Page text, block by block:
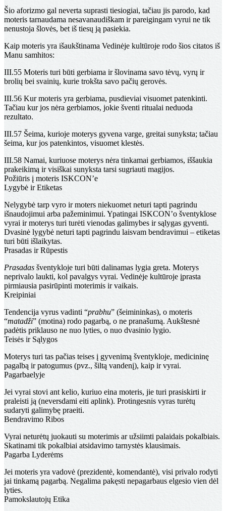
Šio aforizmo gal neverta suprasti tiesiogiai, tačiau jis parodo, kad
moteris tarnaudama nesavanaudiškam ir pareigingam vyrui ne tik
nenustoja šlovės, bet iš tiesų ją pasiekia.
Kaip moteris yra išaukštinama Vedinėje kultūroje rodo šios citatos iš
Manu samhitos:
III.55 Moteris turi būti gerbiama ir šlovinama savo tėvų, vyrų ir
brolių bei svainių, kurie trokšta savo pačių gerovės.
III.56 Kur moteris yra gerbiama, pusdieviai visuomet patenkinti.
Tačiau kur jos nėra gerbiamos, jokie šventi ritualai neduoda
rezultato.
III.57 Šeima, kurioje moterys gyvena varge, greitai sunyksta; tačiau
šeima, kur jos patenkintos, visuomet klestės.
III.58 Namai, kuriuose moterys nėra tinkamai gerbiamos, iššaukia
prakeikimą ir visiškai sunyksta tarsi sugriauti magijos.
Požiūris į moteris ISKCON’e
Lygybė ir Etiketas
Nelygybė tarp vyro ir moters niekuomet neturi tapti pagrindu
išnaudojimui arba pažeminimui. Ypatingai ISKCON’o šventyklose
vyrai ir moterys turi turėti vienodas galimybes ir sąlygas gyventi.
Dvasinė lygybė neturi tapti pagrindu laisvam bendravimui – etiketas
turi būti išlaikytas.
Prasadas ir Rūpestis
Prasadas šventykloje turi būti dalinamas lygia greta. Moterys
neprivalo laukti, kol pavalgys vyrai. Vedinėje kultūroje įprasta
pirmiausia pasirūpinti moterimis ir vaikais.
Kreipiniai
Tendencija vyrus vadinti “prabhu” (šeimininkas), o moteris
“matadži” (motina) rodo pagarbą, o ne pranašumą. Aukštesnė
padėtis priklauso ne nuo lyties, o nuo dvasinio lygio.
Teisės ir Sąlygos
Moterys turi tas pačias teises į gyvenimą šventykloje, medicininę
pagalbą ir patogumus (pvz., šiltą vandenį), kaip ir vyrai.
Pagarbaelyje
Jei vyrai stovi ant kelio, kuriuo eina moteris, jie turi prasiskirti ir
praleisti ją (neversdami eiti aplink). Protingesnis vyras turėtų
sudaryti galimybę praeiti.
Bendravimo Ribos
Vyrai neturėtų juokauti su moterimis ar užsiimti palaidais pokalbiais.
Skatinami tik pokalbiai atsidavimo tarnystės klausimais.
Pagarba Lyderėms
Jei moteris yra vadovė (prezidentė, komendantė), visi privalo rodyti
jai tinkamą pagarbą. Negalima pakęsti nepagarbaus elgesio vien dėl
lyties.
Pamokslautojų Etika